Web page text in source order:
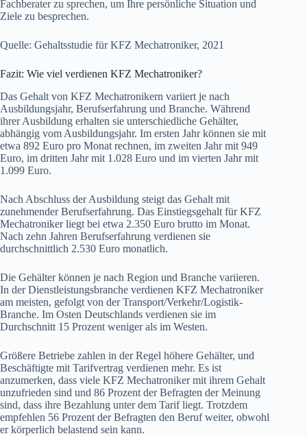
Fachberater zu sprechen, um Ihre persönliche Situation und
Ziele zu besprechen.
Quelle: Gehaltsstudie für KFZ Mechatroniker, 2021
Fazit: Wie viel verdienen KFZ Mechatroniker?
Das Gehalt von KFZ Mechatronikern variiert je nach
Ausbildungsjahr, Berufserfahrung und Branche. Während
ihrer Ausbildung erhalten sie unterschiedliche Gehälter,
abhängig vom Ausbildungsjahr. Im ersten Jahr können sie mit
etwa 892 Euro pro Monat rechnen, im zweiten Jahr mit 949
Euro, im dritten Jahr mit 1.028 Euro und im vierten Jahr mit
1.099 Euro.
Nach Abschluss der Ausbildung steigt das Gehalt mit
zunehmender Berufserfahrung. Das Einstiegsgehalt für KFZ
Mechatroniker liegt bei etwa 2.350 Euro brutto im Monat.
Nach zehn Jahren Berufserfahrung verdienen sie
durchschnittlich 2.530 Euro monatlich.
Die Gehälter können je nach Region und Branche variieren.
In der Dienstleistungsbranche verdienen KFZ Mechatroniker
am meisten, gefolgt von der Transport/Verkehr/Logistik-
Branche. Im Osten Deutschlands verdienen sie im
Durchschnitt 15 Prozent weniger als im Westen.
Größere Betriebe zahlen in der Regel höhere Gehälter, und
Beschäftigte mit Tarifvertrag verdienen mehr. Es ist
anzumerken, dass viele KFZ Mechatroniker mit ihrem Gehalt
unzufrieden sind und 86 Prozent der Befragten der Meinung
sind, dass ihre Bezahlung unter dem Tarif liegt. Trotzdem
empfehlen 56 Prozent der Befragten den Beruf weiter, obwohl
er körperlich belastend sein kann.